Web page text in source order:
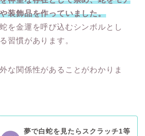
装飾品を作っていました。
を金運を呼び込むシンボルとし
習慣があります。
な関係性があることがわかりま
夢で白蛇を見たらスクラッチ1等